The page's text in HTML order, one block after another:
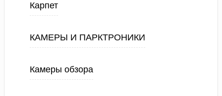
Карпет
КАМЕРЫ И ПАРКТРОНИКИ
Камеры обзора